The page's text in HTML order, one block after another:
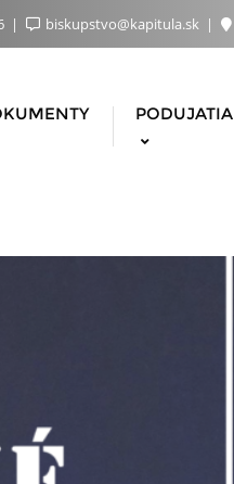
biskupstvo@kapitula.sk
PODUJATIA